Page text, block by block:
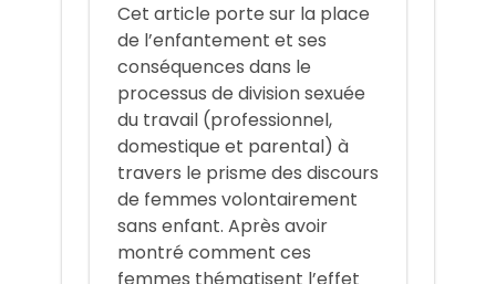
Cet article porte sur la place
de l’enfantement et ses
conséquences dans le
processus de division sexuée
du travail (professionnel,
domestique et parental) à
travers le prisme des discours
de femmes volontairement
sans enfant. Après avoir
montré comment ces